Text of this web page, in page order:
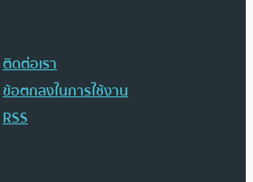
ติดต่อเรา
ข้อตกลงในการใช้งาน
RSS